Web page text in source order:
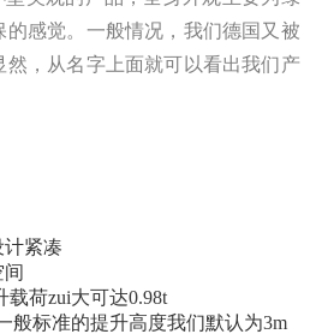
感觉。一般情况，我们德国又被
，从名字上面就可以看出我们产
紧凑
荷zui大可达0.98t
般标准的提升高度我们默认为3m